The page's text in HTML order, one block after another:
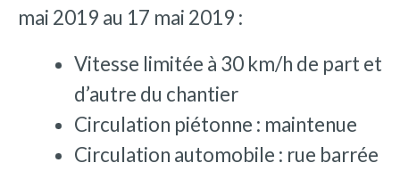
mai 2019 au 17 mai 2019 :
Vitesse limitée à 30 km/h de part et
d’autre du chantier
Circulation piétonne : maintenue
Circulation automobile : rue barrée